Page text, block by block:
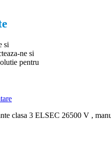
si
ne si
pentru
clasa 3 ELSEC 26500 V ,